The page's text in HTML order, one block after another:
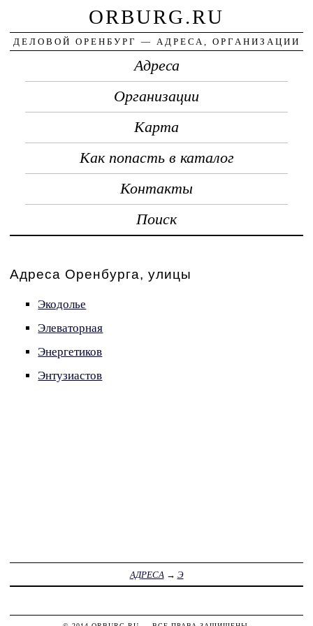
ORBURG.RU
ДЕЛОВОЙ ОРЕНБУРГ — АДРЕСА, ОРГАНИЗАЦИИ
Адреса
Организации
Карта
Как попасть в каталог
Контакты
Поиск
Адреса Оренбурга, улицы
Экодолье
Элеваторная
Энергетиков
Энтузиастов
АДРЕСА → Э